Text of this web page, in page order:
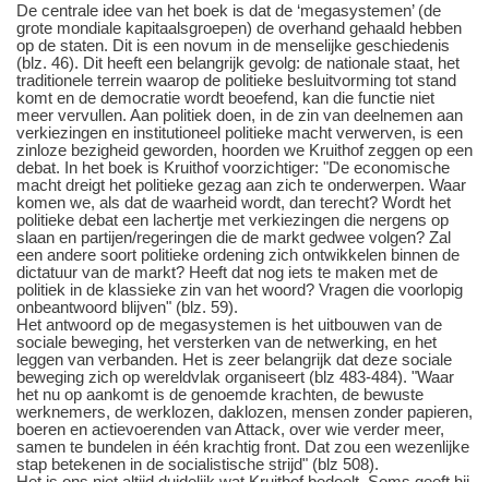
De centrale idee van het boek is dat de ‘megasystemen’ (de
grote mondiale kapitaalsgroepen) de overhand gehaald hebben
op de staten. Dit is een novum in de menselijke geschiedenis
(blz. 46). Dit heeft een belangrijk gevolg: de nationale staat, het
traditionele terrein waarop de politieke besluitvorming tot stand
komt en de democratie wordt beoefend, kan die functie niet
meer vervullen. Aan politiek doen, in de zin van deelnemen aan
verkiezingen en institutioneel politieke macht verwerven, is een
zinloze bezigheid geworden, hoorden we Kruithof zeggen op een
debat. In het boek is Kruithof voorzichtiger: "De economische
macht dreigt het politieke gezag aan zich te onderwerpen. Waar
komen we, als dat de waarheid wordt, dan terecht? Wordt het
politieke debat een lachertje met verkiezingen die nergens op
slaan en partijen/regeringen die de markt gedwee volgen? Zal
een andere soort politieke ordening zich ontwikkelen binnen de
dictatuur van de markt? Heeft dat nog iets te maken met de
politiek in de klassieke zin van het woord? Vragen die voorlopig
onbeantwoord blijven" (blz. 59).
Het antwoord op de megasystemen is het uitbouwen van de
sociale beweging, het versterken van de netwerking, en het
leggen van verbanden. Het is zeer belangrijk dat deze sociale
beweging zich op wereldvlak organiseert (blz 483-484). "Waar
het nu op aankomt is de genoemde krachten, de bewuste
werknemers, de werklozen, daklozen, mensen zonder papieren,
boeren en actievoerenden van Attack, over wie verder meer,
samen te bundelen in één krachtig front. Dat zou een wezenlijke
stap betekenen in de socialistische strijd" (blz 508).